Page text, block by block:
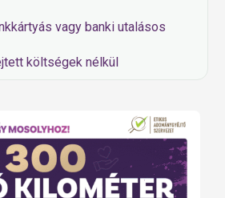
vagy banki utalásos
költségek nélkül